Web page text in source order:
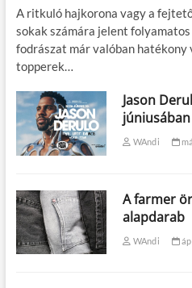
A ritkuló hajkorona vagy a
sokak számára jelent
fodrászat már valóban hatékony
topperek…
Jason
WAndi
A farmer
alapdarab
WAndi